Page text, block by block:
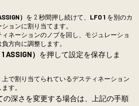
） を 2 秒間押し続けて、 LFO 1 を別のカ
ョンに割り当てます。
ネーションのノブを回し、モジュレーショ
方向に調整します。
ASSIGN）
を押して設定を保存しま
上で割り当てられているデスティネーション
す。
の深さを変更する場合は、上記の手順